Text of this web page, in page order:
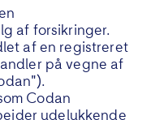
af forsikringer.
af en registreret
på vegne af
Codan
udelukkende